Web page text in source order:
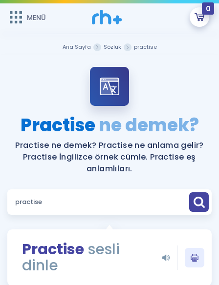
MENÜ
0
ÜYE DEĞİLİM
Sepetin Şu An Boş.
Remzi Hoca ile seni sınava hazırlayacak onlarca eğitim seni
bekliyor!
MENÜ
Faydalı Araçlar
Sözlük
Rehberlik Aracı
ÖSYM Sınav Takvimi
Hakkımızda
Ana Sayfa Sözlük practise
Practisene demek?
Practise ne demek? Practise ne anlama gelir?
Practise İngilizce örnek cümle. Practise eş
anlamlıları.
Practise sesli
dinle